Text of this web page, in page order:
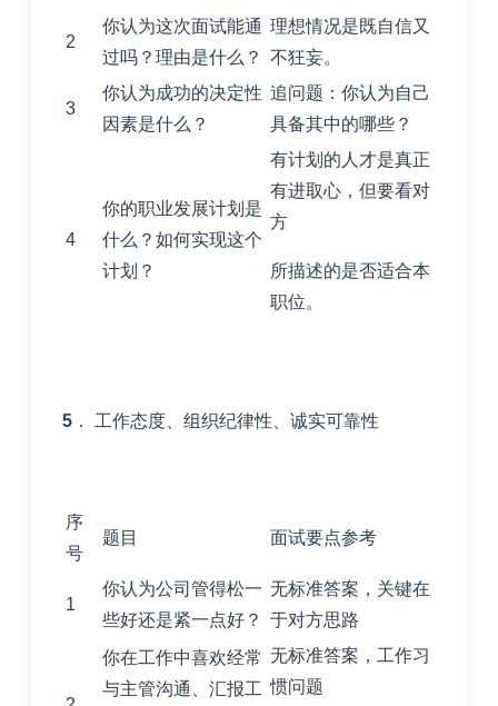
2
你认为这次面试能通
过吗？理由是什么？
理想情况是既自信又
不狂妄。
3
你认为成功的决定性
因素是什么？
追问题：你认为自己
具备其中的哪些？
4
你的职业发展计划是
什么？如何实现这个
计划？
有计划的人才是真正
有进取心，但要看对
方
所描述的是否适合本
职位。
5 ． 工作态度、组织纪律性、诚实可靠性
序
号
题目 面试要点参考
1
你认为公司管得松一
些好还是紧一点好？
无标准答案，关键在
于对方思路
你在工作中喜欢经常
与主管沟通、汇报工
无标准答案，工作习
惯问题